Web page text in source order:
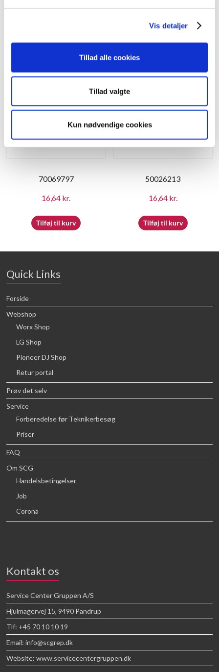
Vis detaljer
Tillad alle cookies
Tillad valgte
Kun nødvendige cookies
Tilføj til kurv Tilføj til kurv
70069797
16,64 kr.
Tilføj til kurv
50026213
16,64 kr.
Tilføj til kurv
Quick Links
Forside
Webshop
Worx Shop
LG Shop
Pioneer DJ Shop
Retur portal
Prøv det selv
Service
Forberedelse før Teknikerbesøg
Priser
FAQ
Om SCG
Handelsbetingelser
Job
Corona
Kontakt os
Service Center Gruppen A/S
Hjulmagervej 15, 9490 Pandrup
Tlf: +45 70 10 10 19
Email: info@scgrep.dk
Website: www.servicecentergruppen.dk